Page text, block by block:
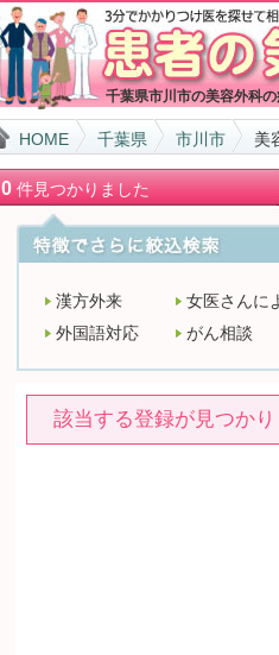
千葉県市川市の美容外科
HOME 千葉県 市川市 美
0件見つかりました
漢方外来 女医さんに
外国語対応
がん相談
該当する登録が見つか